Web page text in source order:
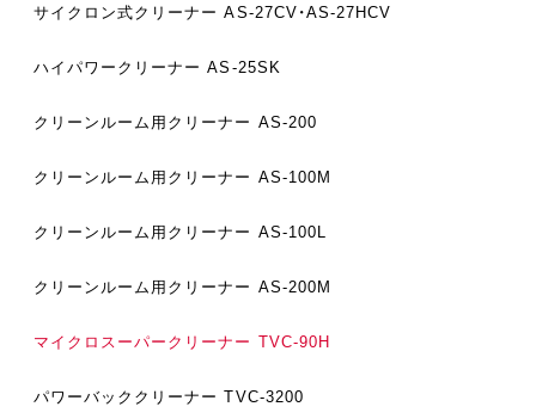
サイクロン式クリーナー AS-27CV・AS-27HCV
ハイパワークリーナー AS-25SK
クリーンルーム用クリーナー AS-200
クリーンルーム用クリーナー AS-100M
クリーンルーム用クリーナー AS-100L
クリーンルーム用クリーナー AS-200M
マイクロスーパークリーナー TVC-90H
パワーバッククリーナー TVC-3200